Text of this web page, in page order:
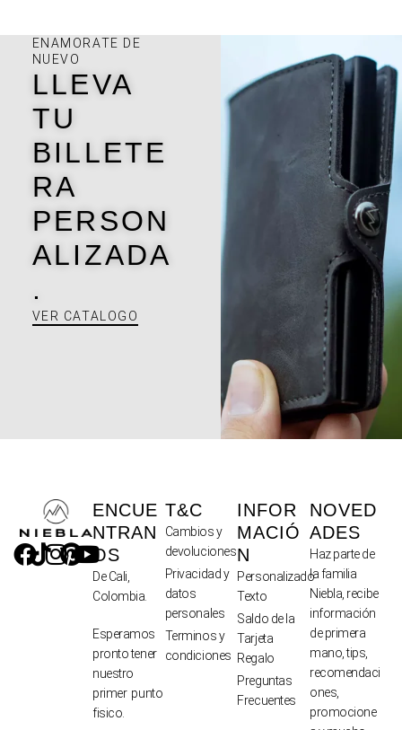
ENAMORATE DE
NUEVO
LLEVA
TU
BILLETE
RA
PERSON
ALIZADA
.
VER CATALOGO
ENCUE
NTRAN
OS
De Cali,
Colombia.
Esperamos
pronto tener
nuestro
primer punto
fisico.
T&C
Cambios y
devoluciones
Privacidad y
datos
personales
Terminos y
condiciones
INFOR
MACIÓ
N
Personalizado
Texto
Saldo de la
Tarjeta
Regalo
Preguntas
Frecuentes
NOVED
ADES
Haz parte de
la familia
Niebla, recibe
información
de primera
mano, tips,
recomendaci
ones,
promocione